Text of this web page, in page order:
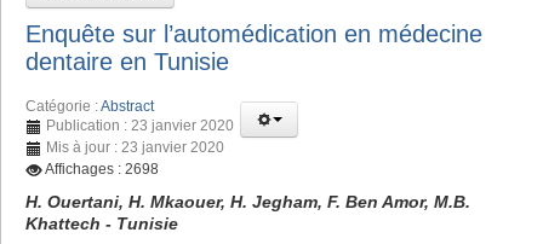
Enquête sur l’automédication en médecine
dentaire en Tunisie
Catégorie :Abstract
Publication : 23 janvier 2020
Mis à jour : 23 janvier 2020
Affichages : 2698
H. Ouertani, H. Mkaouer, H. Jegham, F. Ben Amor, M.B.
Khattech - Tunisie